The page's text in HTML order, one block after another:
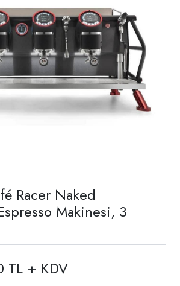
Racer Naked
Makinesi, 3
TL + KDV